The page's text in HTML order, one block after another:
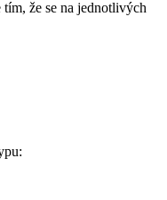
tím, že se na jednotlivých